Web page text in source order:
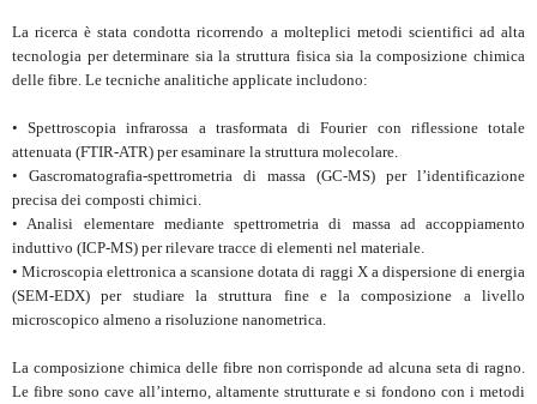
La ricerca è stata condotta ricorrendo a molteplici metodi scientifici ad alta
tecnologia per determinare sia la struttura fisica sia la composizione chimica
delle fibre. Le tecniche analitiche applicate includono:
• Spettroscopia infrarossa a trasformata di Fourier con riflessione totale
attenuata (FTIR-ATR) per esaminare la struttura molecolare.
• Gascromatografia-spettrometria di massa (GC-MS) per l’identificazione
precisa dei composti chimici.
• Analisi elementare mediante spettrometria di massa ad accoppiamento
induttivo (ICP-MS) per rilevare tracce di elementi nel materiale.
• Microscopia elettronica a scansione dotata di raggi X a dispersione di energia
(SEM-EDX) per studiare la struttura fine e la composizione a livello
microscopico almeno a risoluzione nanometrica.
La composizione chimica delle fibre non corrisponde ad alcuna seta di ragno.
Le fibre sono cave all’interno, altamente strutturate e si fondono con i metodi